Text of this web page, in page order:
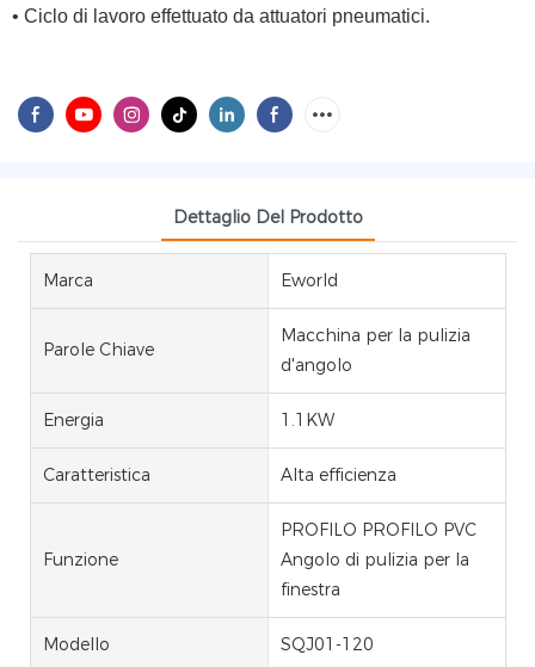
• Ciclo di lavoro effettuato da attuatori pneumatici.
Dettaglio Del Prodotto
Marca Eworld
Parole Chiave
Macchina per la pulizia
d'angolo
Energia 1.1KW
Caratteristica Alta efficienza
Funzione
PROFILO PROFILO PVC
Angolo di pulizia per la
finestra
Modello SQJ01-120